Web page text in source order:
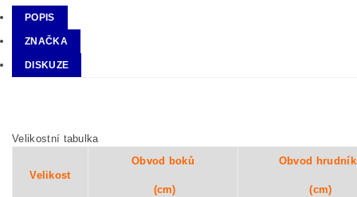
POPIS
ZNAČKA
DISKUZE
Velikostní tabulka
Velikost
Obvod boků
(cm)
Obvod
(cm)